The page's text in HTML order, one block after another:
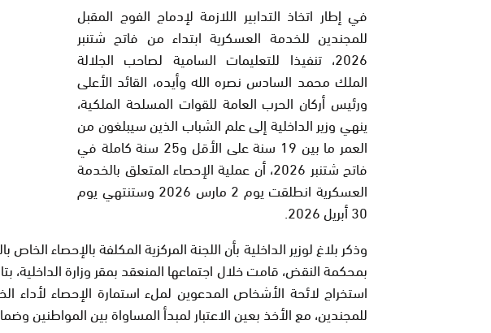
في إطار اتخاذ التدابير اللازمة لإدماج الفوج المقبل
للمجندين للخدمة العسكرية ابتداء من فاتح شتنبر
2026، تنفيذا للتعليمات السامية لصاحب الجلالة
الملك محمد السادس نصره الله وأيده، القائد الأعلى
ورئيس أركان الحرب العامة للقوات المسلحة الملكية،
ينهي وزير الداخلية إلى علم الشباب الذين سيبلغون من
العمر ما بين 19 سنة على الأقل و25 سنة كاملة في
فاتح شتنبر 2026، أن عملية الإحصاء المتعلق بالخدمة
العسكرية انطلقت يوم 2 مارس 2026 وستنتهي يوم
30 أبريل 2026.
وذكر بلاغ لوزير الداخلية بأن اللجنة المركزية المكلفة بالإحصاء
استخراج لائحة الأشخاص المدعوين لملء استمارة الإحصاء لأداء
للمجندين، مع الأخذ بعين الاعتبار لمبدأ المساواة بين المواطنين